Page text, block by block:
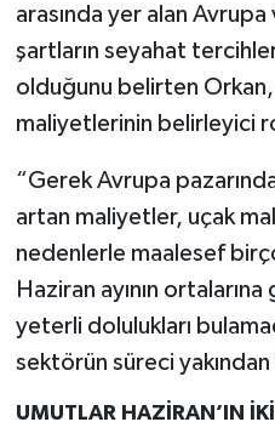
arasında yer alan
şartların seyahat
olduğunu belirten Orkan,
maliyetlerinin belirleyici
“Gerek Avrupa
artan maliyetler, uçak
nedenlerle maalesef
Haziran ayının
yeterli dolulukları
sektörün süreci
UMUTLAR HAZİRAN’IN